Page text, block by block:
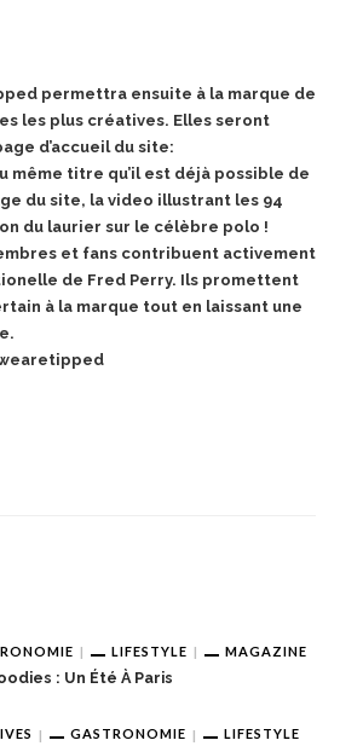
permettra ensuite à la marque de
les plus créatives. Elles seront
d’accueil du site:
même titre qu’il est déjà possible de
du site, la video illustrant les 94
du laurier sur le célèbre polo !
et fans contribuent activement
de Fred Perry. Ils promettent
à la marque tout en laissant une
LIFESTYLE MAGAZINE
: Un Été À Paris
GASTRONOMIE LIFESTYLE